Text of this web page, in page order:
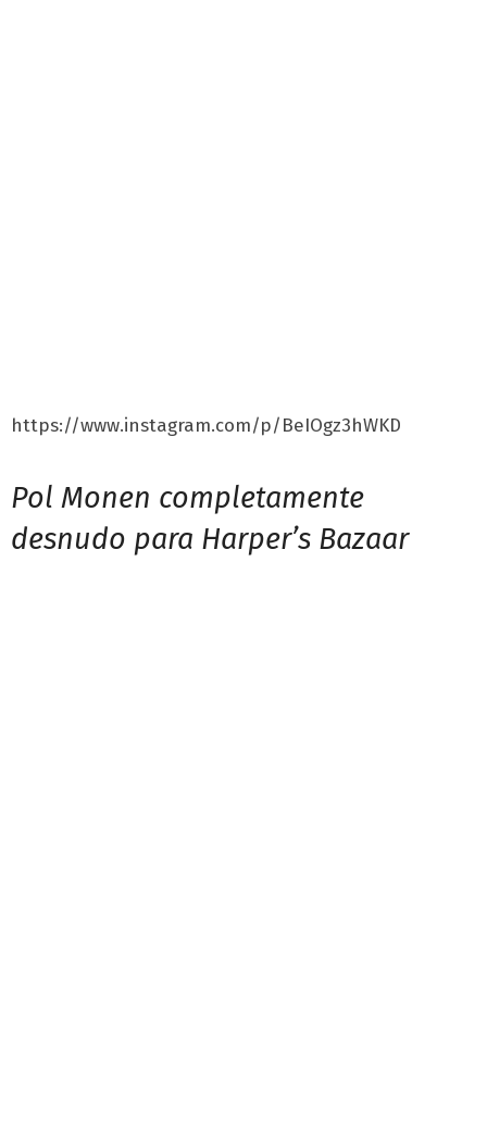
https://www.instagram.com/p/BeIOgz3hWKD
Pol Monen completamente
desnudo para Harper’s Bazaar